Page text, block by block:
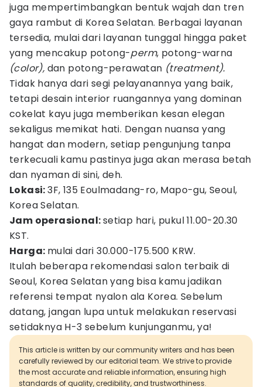
juga mempertimbangkan bentuk wajah dan tren
gaya rambut di Korea Selatan. Berbagai layanan
tersedia, mulai dari layanan tunggal hingga paket
yang mencakup potong-perm, potong-warna
(color), dan potong-perawatan (treatment).
Tidak hanya dari segi pelayanannya yang baik,
tetapi desain interior ruangannya yang dominan
cokelat kayu juga memberikan kesan elegan
sekaligus memikat hati. Dengan nuansa yang
hangat dan modern, setiap pengunjung tanpa
terkecuali kamu pastinya juga akan merasa betah
dan nyaman di sini, deh.
Lokasi:3F, 135 Eoulmadang-ro, Mapo-gu, Seoul,
Korea Selatan.
Jam operasional:setiap hari, pukul 11.00-20.30
KST.
Harga: mulai dari 30.000-175.500 KRW.
Itulah beberapa rekomendasi salon terbaik di
Seoul, Korea Selatan yang bisa kamu jadikan
referensi tempat nyalon ala Korea. Sebelum
datang, jangan lupa untuk melakukan reservasi
setidaknya H-3 sebelum kunjunganmu, ya!
This article is written by our community writers and has been
carefully reviewed by our editorial team. We strive to provide
the most accurate and reliable information, ensuring high
standards of quality, credibility, and trustworthiness.